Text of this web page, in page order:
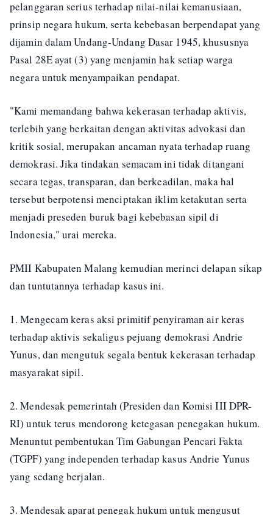
pelanggaran serius terhadap nilai-nilai kemanusiaan,
prinsip negara hukum, serta kebebasan berpendapat yang
dijamin dalam Undang-Undang Dasar 1945, khususnya
Pasal 28E ayat (3) yang menjamin hak setiap warga
negara untuk menyampaikan pendapat.
"Kami memandang bahwa kekerasan terhadap aktivis,
terlebih yang berkaitan dengan aktivitas advokasi dan
kritik sosial, merupakan ancaman nyata terhadap ruang
demokrasi. Jika tindakan semacam ini tidak ditangani
secara tegas, transparan, dan berkeadilan, maka hal
tersebut berpotensi menciptakan iklim ketakutan serta
menjadi preseden buruk bagi kebebasan sipil di
Indonesia," urai mereka.
PMII Kabupaten Malang kemudian merinci delapan sikap
dan tuntutannya terhadap kasus ini.
1. Mengecam keras aksi primitif penyiraman air keras
terhadap aktivis sekaligus pejuang demokrasi Andrie
Yunus, dan mengutuk segala bentuk kekerasan terhadap
masyarakat sipil.
2. Mendesak pemerintah (Presiden dan Komisi III DPR-
RI) untuk terus mendorong ketegasan penegakan hukum.
Menuntut pembentukan Tim Gabungan Pencari Fakta
(TGPF) yang independen terhadap kasus Andrie Yunus
yang sedang berjalan.
3. Mendesak aparat penegak hukum untuk mengusut